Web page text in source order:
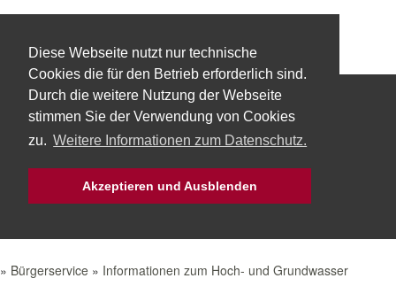
Diese Webseite nutzt nur technische
Cookies die für den Betrieb erforderlich sind.
Durch die weitere Nutzung der Webseite
stimmen Sie der Verwendung von Cookies
zu. Weitere Informationen zum Datenschutz.
Akzeptieren und Ausblenden
Start Über uns Fachbereiche
» Bürgerservice » Informationen zum Hoch- und Grundwasser